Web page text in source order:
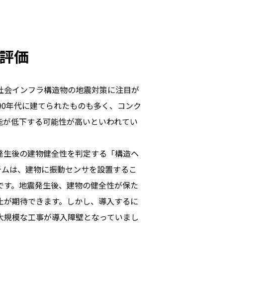
価
インフラ構造物の地震対策に注目が
年代に建てられたものも多く、コンク
低下する可能性が高いといわれてい
後の建物健全性を判定する「構造ヘ
は、建物に振動センサを設置するこ
。地震発生後、建物の健全性が保た
期待できます。しかし、導入するに
模な工事が導入障壁となっていまし